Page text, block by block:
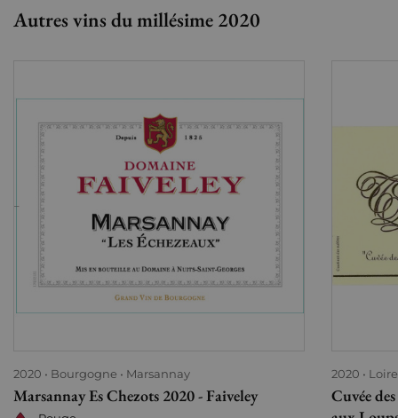
Autres vins du millésime 2020
2020 Bourgogne Marsannay
Marsannay Es Chezots 2020 - Faiveley
2020 Loire
Cuvée